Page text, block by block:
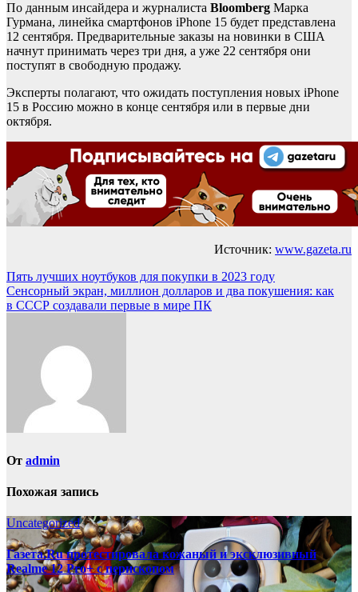
По данным инсайдера и журналиста Bloomberg Марка
Гурмана, линейка смартфонов iPhone 15 будет представлена
12 сентября. Предварительные заказы на новинки в США
начнут принимать через три дня, а уже 22 сентября они
поступят в свободную продажу.
Эксперты полагают, что ожидать поступления новых iPhone
15 в Россию можно в конце сентября или в первые дни
октября.
Источник: www.gazeta.ru
Навигация
по
Пять лучших ноутбуков для покупки в 2023 году
Сенсорный экран, миллион долларов и два покушения: как
в СССР создавали первые в мире ПК
От admin
Похожая запись
Uncategorized
Газета.Ru протестировала кожаный и эксклюзивный
Realme 12 Pro+ с перископом